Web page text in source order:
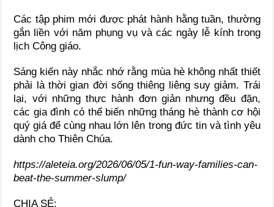
Các tập phim mới được phát hành hằng tuần, thường
gắn liền với năm phụng vụ và các ngày lễ kính trong
lịch Công giáo.
Sáng kiến này nhắc nhớ rằng mùa hè không nhất thiết
phải là thời gian đời sống thiêng liêng suy giảm. Trái
lại, với những thực hành đơn giản nhưng đều đặn,
các gia đình có thể biến những tháng hè thành cơ hội
quý giá để cùng nhau lớn lên trong đức tin và tình yêu
dành cho Thiên Chúa.
https://aleteia.org/2026/06/05/1-fun-way-families-can-
beat-the-summer-slump/
CHIA SẺ: